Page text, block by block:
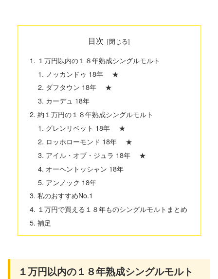
目次
１万円以内の１８年熟成シングルモルト
ノッカンドゥ 18年 ★
ダフタウン 18年 ★
カーデュ 18年
約１万円の１８年熟成シングルモルト
グレンリベット 18年 ★
ロッホローモンド 18年 ★
アイル・オブ・ジュラ 18年 ★
オーヘントッシャン 18年
アンノック 18年
私のおすすめNo.1
１万円で買える１８年ものシングルモルトまとめ
補足
１万円以内の１８年熟成シングルモルト